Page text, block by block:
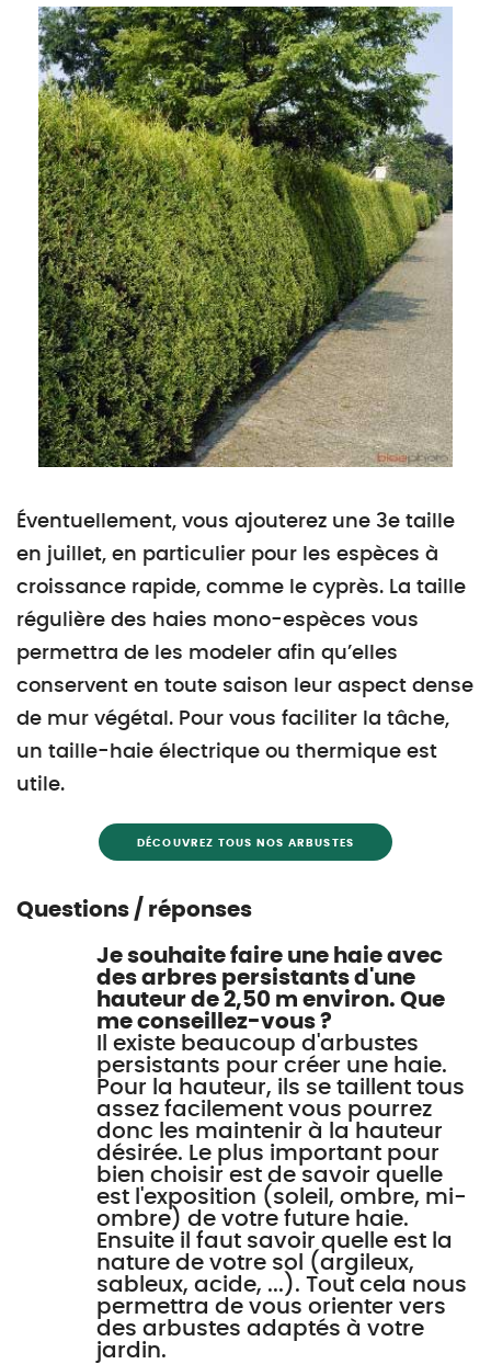
Éventuellement, vous ajouterez une 3e taille
en juillet, en particulier pour les espèces à
croissance rapide, comme le cyprès. La taille
régulière des haies mono-espèces vous
permettra de les modeler afin qu’elles
conservent en toute saison leur aspect dense
de mur végétal. Pour vous faciliter la tâche,
un taille-haie électrique ou thermique est
utile.
DÉCOUVREZ TOUS NOS ARBUSTES
Questions / réponses
Je souhaite faire une haie avec
des arbres persistants d'une
hauteur de 2,50 m environ. Que
me conseillez-vous ?
Il existe beaucoup d'arbustes
persistants pour créer une haie.
Pour la hauteur, ils se taillent tous
assez facilement vous pourrez
donc les maintenir à la hauteur
désirée. Le plus important pour
bien choisir est de savoir quelle
est l'exposition (soleil, ombre, mi-
ombre) de votre future haie.
Ensuite il faut savoir quelle est la
nature de votre sol (argileux,
sableux, acide, ...). Tout cela nous
permettra de vous orienter vers
des arbustes adaptés à votre
jardin.